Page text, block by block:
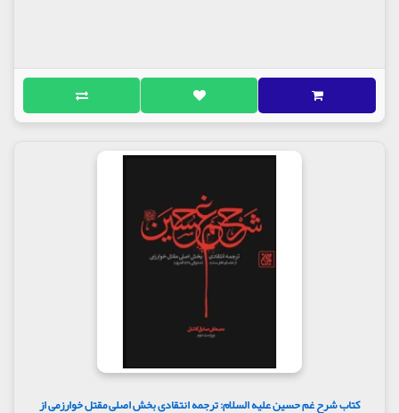
کتاب شرح غم حسین علیه السلام: ترجمه انتقادی بخش اصلی مقتل خوارزمی از